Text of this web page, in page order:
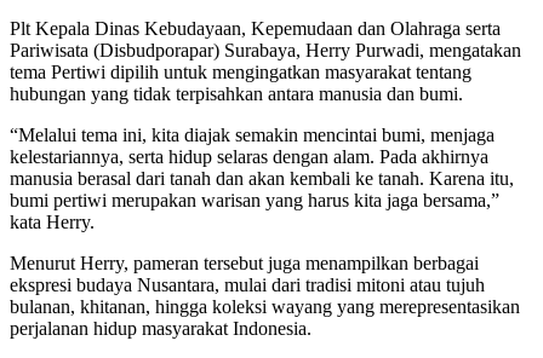
Plt Kepala Dinas Kebudayaan, Kepemudaan dan Olahraga serta
Pariwisata (Disbudporapar) Surabaya, Herry Purwadi, mengatakan
tema Pertiwi dipilih untuk mengingatkan masyarakat tentang
hubungan yang tidak terpisahkan antara manusia dan bumi.
“Melalui tema ini, kita diajak semakin mencintai bumi, menjaga
kelestariannya, serta hidup selaras dengan alam. Pada akhirnya
manusia berasal dari tanah dan akan kembali ke tanah. Karena itu,
bumi pertiwi merupakan warisan yang harus kita jaga bersama,”
kata Herry.
Menurut Herry, pameran tersebut juga menampilkan berbagai
ekspresi budaya Nusantara, mulai dari tradisi mitoni atau tujuh
bulanan, khitanan, hingga koleksi wayang yang merepresentasikan
perjalanan hidup masyarakat Indonesia.